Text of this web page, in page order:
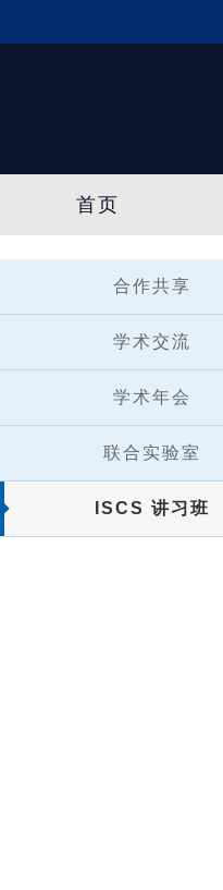
首页
合作共享
学术交流
学术年会
联合实验室
ISCS 讲习班